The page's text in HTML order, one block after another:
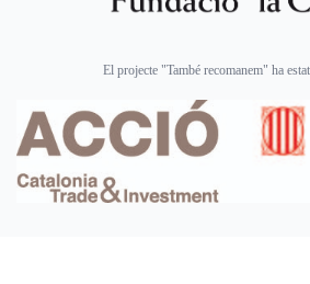
El projecte "També recomanem" ha